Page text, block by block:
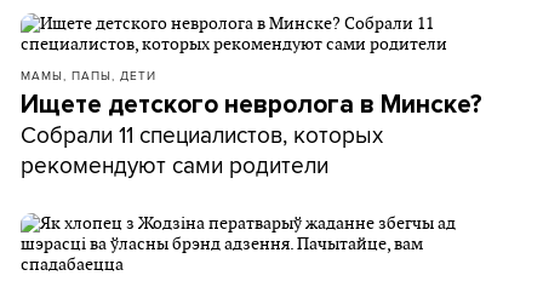
МАМЫ, ПАПЫ, ДЕТИ
Ищете детского невролога в Минске?
Собрали 11 специалистов, которых
рекомендуют сами родители